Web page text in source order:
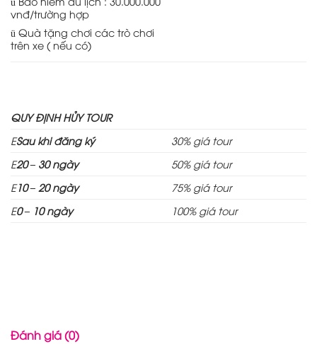
vnđ/trường hợp
ü Quà tặng chơi các trò chơi
trên xe ( nếu có)
QUY ĐỊNH HỦY TOUR
ESau khi đăng ký
30% giá tour
E20 – 30 ngày
50% giá tour
E10 – 20 ngày
75% giá tour
E0 – 10 ngày 100% giá tour
Đánh giá (0)